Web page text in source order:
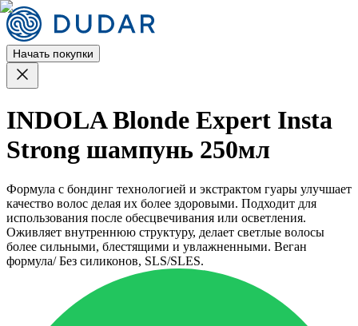
Начать покупки
INDOLA Blonde Expert Insta
Strong шампунь 250мл
Формула с бондинг технологией и экстрактом гуары улучшает
качество волос делая их более здоровыми. Подходит для
использования после обесцвечивания или осветления.
Оживляет внутреннюю структуру, делает светлые волосы
более сильными, блестящими и увлажненными. Веган
формула/ Без силиконов, SLS/SLES.